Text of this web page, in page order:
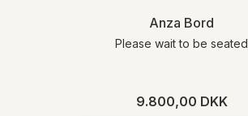
Anza Bord
Please wait to be seated
9.800,00 DKK